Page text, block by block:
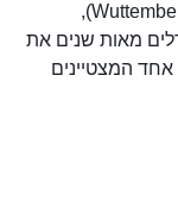
המוזיאון נמצא מתחת לגבעת ויטרמברג (Wuttemberg),
מאות שנים את
אחד המצטיינים